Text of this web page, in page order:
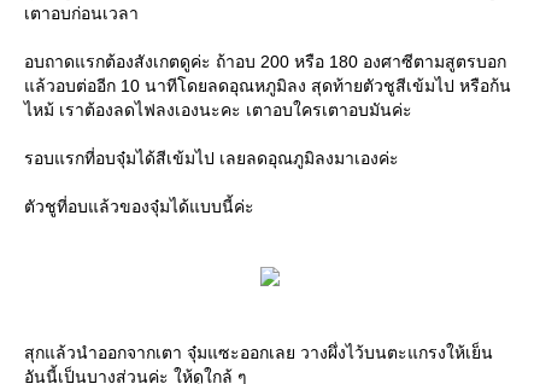
เตาอบก่อนเวลา
อบถาดแรกต้องสังเกตดูค่ะ ถ้าอบ 200 หรือ 180 องศาซีตามสูตรบอก
แล้วอบต่ออีก 10 นาทีโดยลดอุณหภูมิลง สุดท้ายตัวชูสีเข้มไป หรือก้น
ไหม้ เราต้องลดไฟลงเองนะคะ เตาอบใครเตาอบมันค่ะ
รอบแรกที่อบจุ๋มได้สีเข้มไป เลยลดอุณภูมิลงมาเองค่ะ
ตัวชูที่อบแล้วของจุ๋มได้แบบนี้ค่ะ
สุกแล้วนำออกจากเตา จุ๋มแซะออกเลย วางผึ่งไว้บนตะแกรงให้เย็น
อันนี้เป็นบางส่วนค่ะ ให้ดูใกล้ ๆ